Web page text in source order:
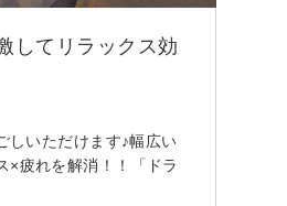
してリラックス効
いただけます♪幅広い
疲れを解消！！「ドラ